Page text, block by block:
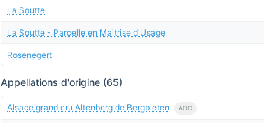
La Soutte
La Soutte - Parcelle en Maitrise d'Usage
Rosenegert
Appellations d'origine (65)
Alsace grand cru Altenberg de Bergbieten AOC